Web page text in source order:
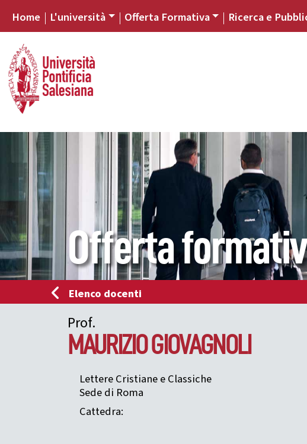
Home L'università Offerta Formativa Ricerca e
Offerta
Elenco docenti
Prof.
MAURIZIOGIOVAGNOLI
Lettere Cristiane e Classiche
Sede di Roma
Cattedra: